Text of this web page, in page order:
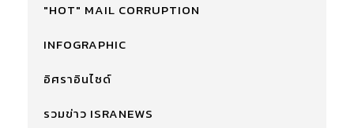
"HOT" MAIL CORRUPTION
INFOGRAPHIC
อิศราอินไซด์
รวมข่าว ISRANEWS